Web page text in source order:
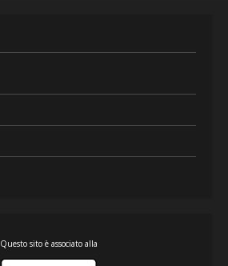
Questo sito è associato alla